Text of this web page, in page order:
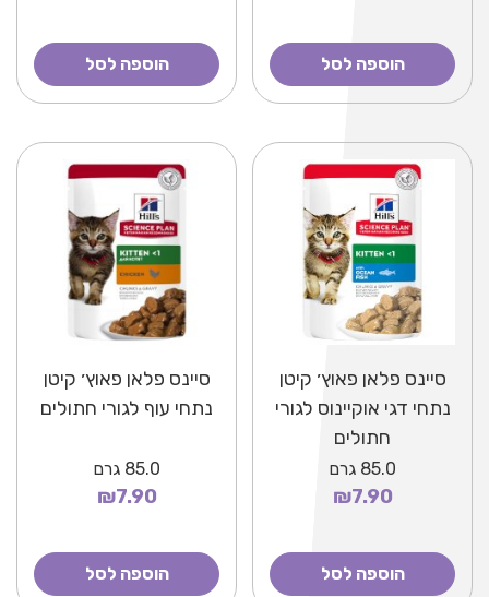
הוספה לסל הוספה לסל
סיינס פלאן פאוץ׳ קיטן
נתחי דגי אוקיינוס לגורי
חתולים
85.0 גרם
₪7.90
הוספה לסל
סיינס פלאן פאוץ׳ קיטן
נתחי עוף לגורי חתולים
85.0 גרם
₪7.90
הוספה לסל